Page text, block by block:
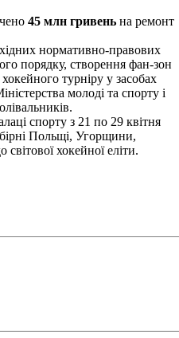
45 млн гривень на ремонт
нормативно-правових
порядку, створення фан-зон
турніру у засобах
молоді та спорту і
спорту з 21 по 29 квітня
Польщі, Угорщини,
хокейної еліти.